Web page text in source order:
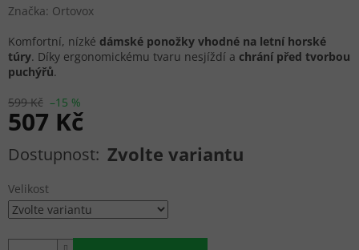
Značka: Ortovox
599 Kč –15 %
507 Kč
Měrná cena: Zvolte variantu
Velikost
Komfortní, nízké dámské ponožky vhodné na letní horské
túry. Díky ergonomickému tvaru nesjíždí a chrání před tvorbou
puchýřů.